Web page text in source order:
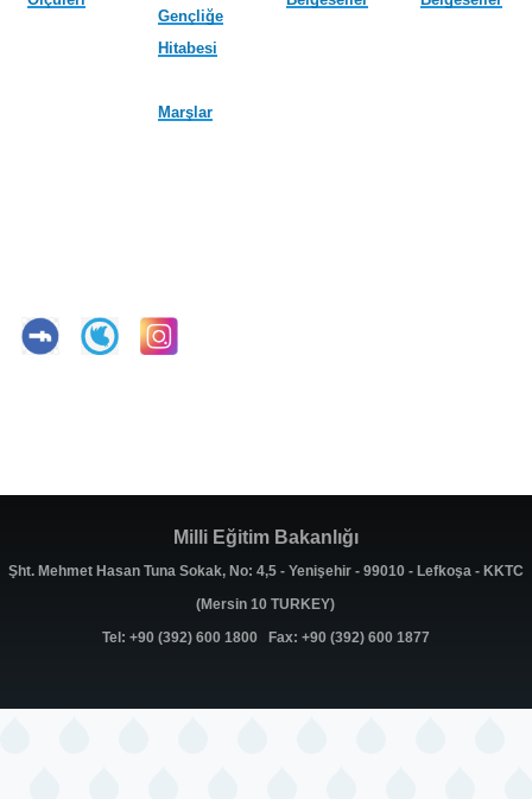
Gençliğe
Hitabesi
Marşlar
Milli Eğitim Bakanlığı
Şht. Mehmet Hasan Tuna Sokak, No: 4,5 - Yenişehir - 99010 - Lefkoşa - KKTC
(Mersin 10 TURKEY)
Tel: +90 (392) 600 1800 Fax: +90 (392) 600 1877